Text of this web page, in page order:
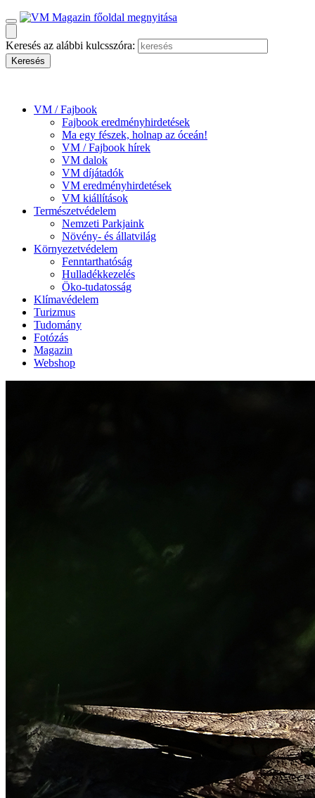
Keresés az alábbi kulcsszóra:
VM / Fajbook
Fajbook eredményhirdetések
Ma egy fészek, holnap az óceán!
VM / Fajbook hírek
VM dalok
VM díjátadók
VM eredményhirdetések
VM kiállítások
Természetvédelem
Nemzeti Parkjaink
Növény- és állatvilág
Környezetvédelem
Fenntarthatóság
Hulladékkezelés
Öko-tudatosság
Klímavédelem
Turizmus
Tudomány
Fotózás
Magazin
Webshop